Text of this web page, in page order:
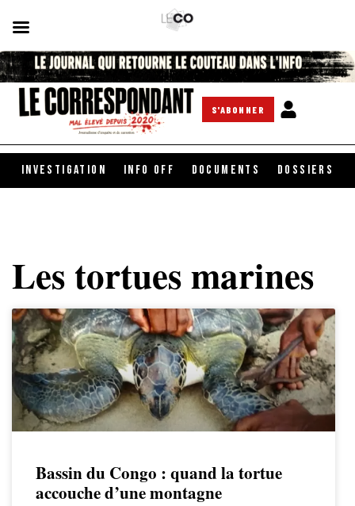
S'ABONNER
INVESTIGATION INFO OFF DOCUMENTS DOSSIERS
Les tortues marines
Bassin du Congo : quand la tortue
accouche d’une montagne